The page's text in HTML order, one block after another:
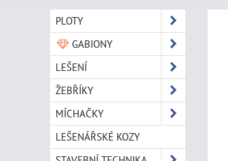
PLOTY
GABIONY
LEŠENÍ
ŽEBŘÍKY
MÍCHAČKY
LEŠENÁŘSKÉ KOZY